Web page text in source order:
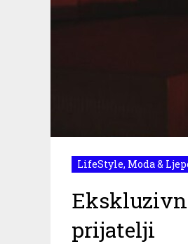
LifeStyle, Moda &
prijatelji